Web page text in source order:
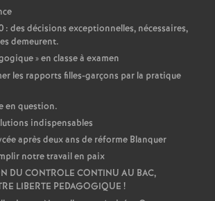
: des décisions exceptionnelles, nécessaires,
demeurent.
» en classe à examen
les rapports filles-garçons par la pratique
en question.
indispensables
après deux ans de réforme Blanquer
notre travail en paix
DU CONTROLE CONTINU AU BAC,
LIBERTE PEDAGOGIQUE !